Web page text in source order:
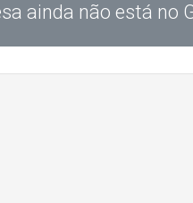
ainda não está no